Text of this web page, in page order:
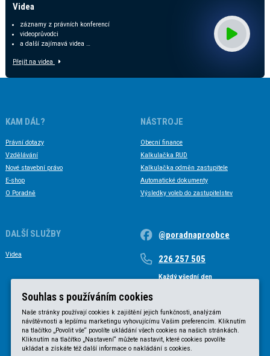
Videa
záznamy z právních konferencí
videoprůvodci
a další zajímavá videa …
Přejít na videa
KAM DÁL?
Právní dotazy
Vzdělávání
Nové stavební právo
E-shop
O Poradně
NÁSTROJE
Obecní finance
Kalkulačka RUD
Kalkulačka odměn zastupitele
Automatické dokumenty
Výsledky voleb do zastupitelstev
DALŠÍ SLUŽBY
Videa
@poradnaproobce
226 257 505
Každý všední den
Souhlas s používáním cookies
Naše stránky používají cookies k zajištění jejich funkčnosti, analýzám
návštěvnosti a lepšímu marketingu vyhovujícímu Vašim preferencím. Kliknutím
na tlačítko „Povolit vše“ povolíte ukládání všech cookies na našich stránkách.
Kliknutím na tlačítko „Nastavení“ můžete nastavit, které cookies povolíte
ukládat a získáte též další informace o nakládání s cookies.